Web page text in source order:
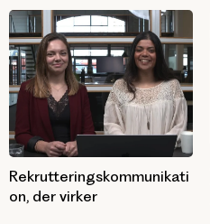
Rekrutteringskommunikati
on, der virker